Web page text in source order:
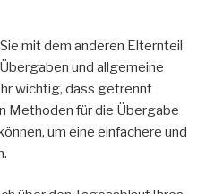
mit dem anderen Elternteil
und allgemeine
wichtig, dass getrennt
Methoden für die Übergabe
um eine einfachere und